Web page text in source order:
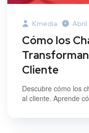
Kmedia Abril
Cómo los
Cliente
Descubre cómo los
al cliente. Aprende